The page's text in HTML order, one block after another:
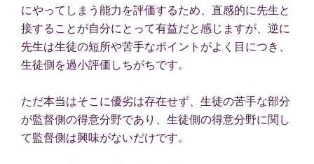
にやってしまう能力を評価するため、直感的に先生と
接することが自分にとって有益だと感じますが、逆に
先生は生徒の短所や苦手なポイントがよく目につき、
生徒側を過小評価しちがちです。
ただ本当はそこに優劣は存在せず、生徒の苦手な部分
が監督側の得意分野であり、生徒側の得意分野に関し
て監督側は興味がないだけです。